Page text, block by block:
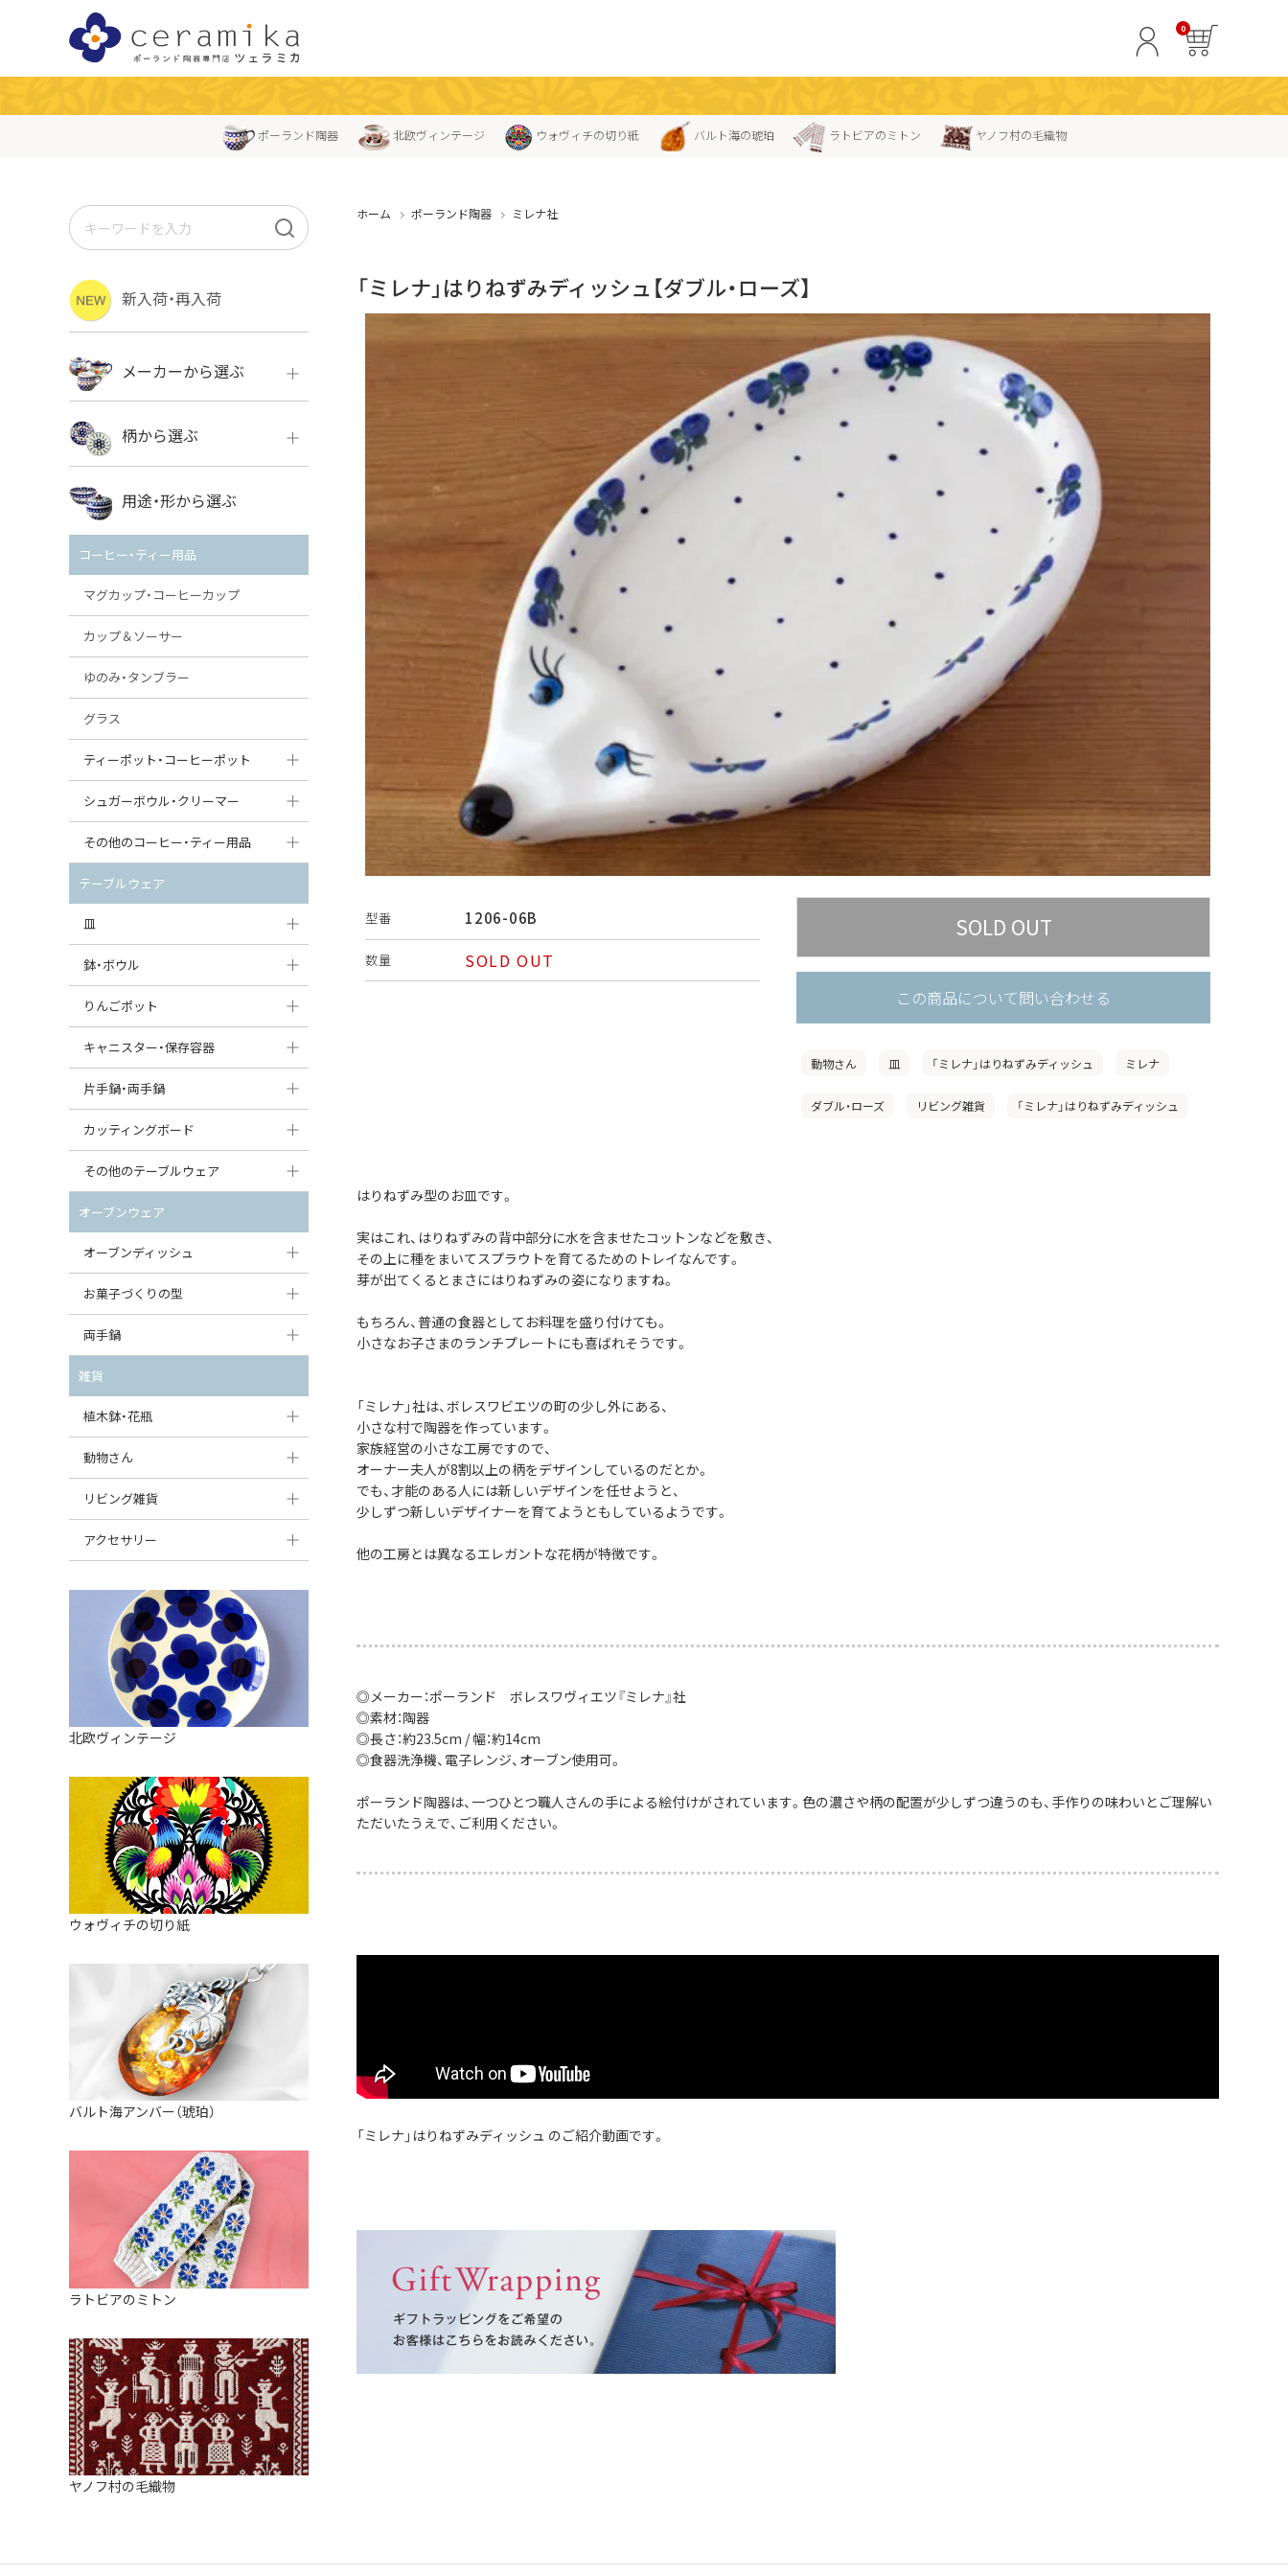
0
ポーランド陶器 北欧ヴィンテージ ウォヴィチの切り紙 バルト海の琥珀 ラトビアのミトン ヤノフ村の毛織物
ホーム ポーランド陶器 ミレナ社
「ミレナ」はりねずみディッシュ【ダブル・ローズ】
型番 1206-06B
数量
SOLD OUT
この商品について問い合わせる
動物さん 皿 「ミレナ」はりねずみディッシュ ミレナ
ダブル・ローズ リビング雑貨 「ミレナ」はりねずみディッシュ
はりねずみ型のお皿です。
実はこれ、はりねずみの背中部分に水を含ませたコットンなどを敷き、
その上に種をまいてスプラウトを育てるためのトレイなんです。
芽が出てくるとまさにはりねずみの姿になりますね。
もちろん、普通の食器としてお料理を盛り付けても。
小さなお子さまのランチプレートにも喜ばれそうです。
「ミレナ」社は、ボレスワビエツの町の少し外にある、
小さな村で陶器を作っています。
家族経営の小さな工房ですので、
オーナー夫人が8割以上の柄をデザインしているのだとか。
でも、才能のある人には新しいデザインを任せようと、
少しずつ新しいデザイナーを育てようともしているようです。
他の工房とは異なるエレガントな花柄が特徴です。
◎メーカー：ポーランド ボレスワヴィエツ『ミレナ』社
◎素材：陶器
◎長さ：約23.5cm / 幅：約14cm
◎食器洗浄機、電子レンジ、オーブン使用可。
ポーランド陶器は、一つひとつ職人さんの手による絵付けがされています。色の濃さや柄の配置が少しずつ違うのも、手作りの味わいとご理解い
ただいたうえで、ご利用ください。
「ミレナ」はりねずみディッシュ のご紹介動画です。
新入荷・再入荷
メーカーから選ぶ
ボレス
VENA
ミレナ
柄から選ぶ
ボレス
用途・形から選ぶ
コーヒー・ティー用品
マグカップ・コーヒーカップ
カップ＆ソーサー
ゆのみ・タンブラー
グラス
ティーポット・コーヒーポット
ティーポット
コーヒーポット
シュガーボウル・クリーマー
シュガーボウル
クリーマー
その他のコーヒー・ティー用品
ポットウォーマー
ピッチャー
コーヒードリッパー
すべて見る
テーブルウェア
皿
大皿（24cm〜）
中皿（18〜24cm）
丸皿
スープ皿
ダルマプレート
たまご型プレート
ハート型プレート
変形プレート
分割ディッシュ
すべて見る
鉢・ボウル
大鉢（21cm〜）
中鉢（16〜21cm）
丸鉢・どんぶり・ボウル
茶碗
オーバルボウル
ハートボウル
葉っぱ型ボウル
りんご型ボウル
いちご型ボウル
星型ボウル
スープカップ
そば猪口・フリーカップ
ココット
薬味入れ
ミキシングボウル
すべて見る
りんごポット
りんごポット
りんごポット小
キャニスター・保存容器
キャニスター
つぼ
ガーリックポット
オニオンキャニスター
ガーリックキャニスター
チーズケース
バターディッシュ
六角形ポット
ボトル
すべて見る
片手鍋・両手鍋
ソースパン（片手鍋）
スープチュリーン
カッティングボード
角型カッティングボード
丸型カッティングボード
すべて見る
その他のテーブルウェア
調味料入れ
グレイヴィーボート
エッグカップ
ケーキスタンド
カトラリー
はしおき・カトラリーレスト
オーブンウェア
オーブンディッシュ
大型（24cm〜）
中型（18〜24cm）
スクエアオーブンディッシュ
オーバルオーブンディッシュ
すべて見る
お菓子づくりの型
パウンド型
マフィン型
すべて見る
両手鍋
チュリーン
キャセロール
すべて見る
雑貨
植木鉢・花瓶
植木鉢
花瓶
動物さん
フィギュア・置物
貯金箱
オーナメント
クリーマー
リビング雑貨
スツール
バス・洗面用品
家具小物
小物入れ
アロマポット
バスケット
装飾用タイル・プレート
ミニチュア
天使さま
カードスタンド
マグネット
すべて見る
アクセサリー
ペンダントトップ
すべて見る
北欧ヴィンテージ
ウォヴィチの切り紙
バルト海アンバー（琥珀）
ラトビアのミトン
ヤノフ村の毛織物